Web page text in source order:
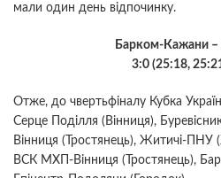
мали один день відпочинку.
Барком-Кажани –
3:0 (25:18,
Отже, до чвертьфіналу Кубка
Серце Поділля (Вінниця),
Вінниця (Тростянець), Житичі-
ВСК МХП-Вінниця (Тростянець),